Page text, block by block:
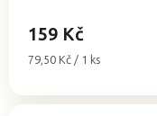
159 Kč
Měrná
79,50 Kč / 1 ks